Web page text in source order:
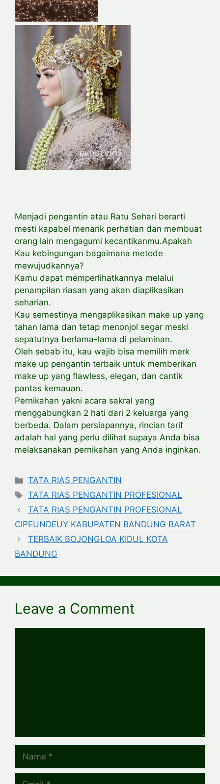
Menjadi pengantin atau Ratu Sehari berarti
mesti kapabel menarik perhatian dan membuat
orang lain mengagumi kecantikanmu.Apakah
Kau kebingungan bagaimana metode
mewujudkannya?
Kamu dapat memperlihatkannya melalui
penampilan riasan yang akan diaplikasikan
seharian.
Kau semestinya mengaplikasikan make up yang
tahan lama dan tetap menonjol segar meski
sepatutnya berlama-lama di pelaminan.
Oleh sebab itu, kau wajib bisa memilih merk
make up pengantin terbaik untuk memberikan
make up yang flawless, elegan, dan cantik
pantas kemauan.
Pernikahan yakni acara sakral yang
menggabungkan 2 hati dari 2 keluarga yang
berbeda. Dalam persiapannya, rincian tarif
adalah hal yang perlu dilihat supaya Anda bisa
melaksanakan pernikahan yang Anda inginkan.
Categories
TATA RIAS PENGANTIN
Tags
TATA RIAS PENGANTIN PROFESIONAL
TATA RIAS PENGANTIN PROFESIONAL
CIPEUNDEUY KABUPATEN BANDUNG BARAT
TERBAIK BOJONGLOA KIDUL KOTA
BANDUNG
Leave a Comment
Name
Email